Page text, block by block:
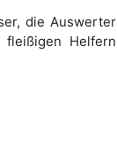
die Auswerter
fleißigen Helfern